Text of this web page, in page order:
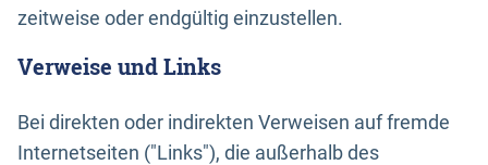
zeitweise oder endgültig einzustellen.
Verweise und Links
Bei direkten oder indirekten Verweisen auf fremde
Internetseiten ("Links"), die außerhalb des